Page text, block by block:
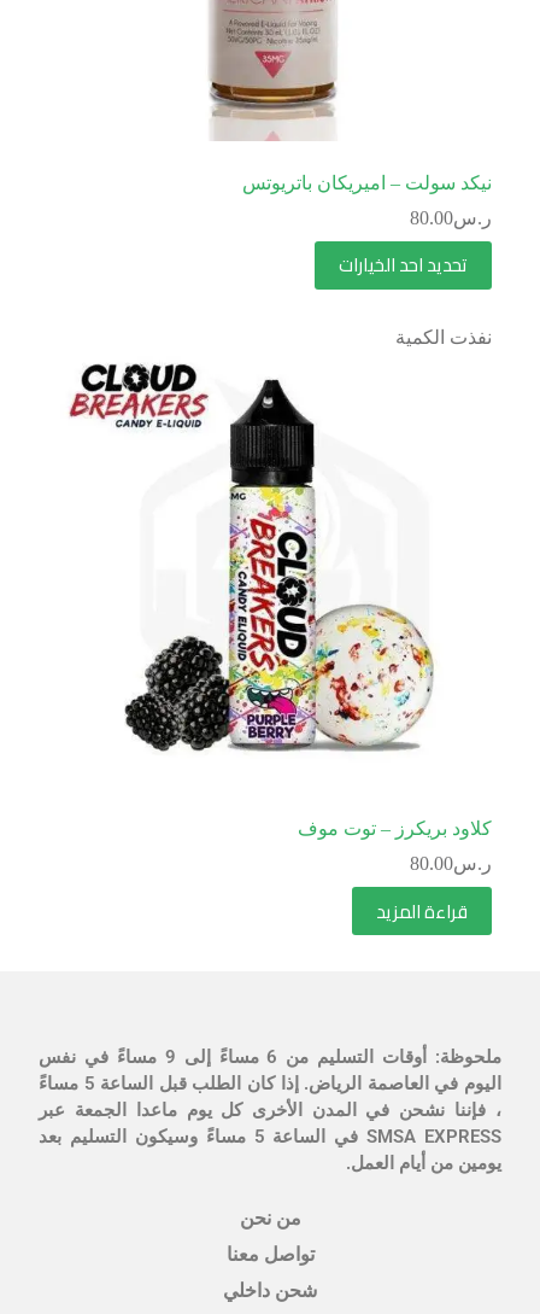
نيكد سولت – اميريكان باتريوتس
ر.س80.00
تحديد احد الخيارات
نفذت الكمية
كلاود بريكرز – توت موف
ر.س80.00
قراءة المزيد
ملحوظة: أوقات التسليم من 6 مساءً إلى 9 مساءً في نفس
اليوم في العاصمة الرياض. إذا كان الطلب قبل الساعة 5 مساءً
، فإننا نشحن في المدن الأخرى كل يوم ماعدا الجمعة عبر
SMSA EXPRESS في الساعة 5 مساءً وسيكون التسليم بعد
يومين من أيام العمل.
من نحن
تواصل معنا
شحن داخلي